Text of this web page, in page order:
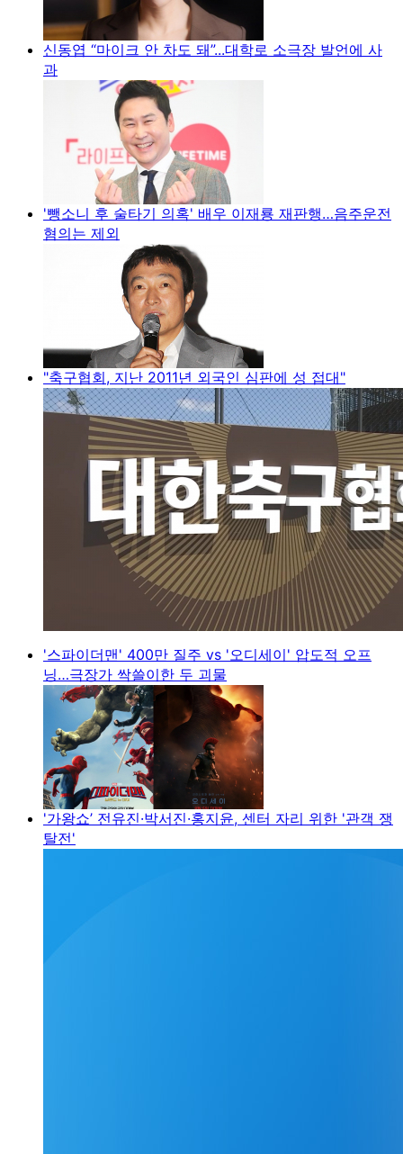
신동엽 “마이크 안 차도 돼”...대학로 소극장 발언에 사
과
'뺑소니 후 술타기 의혹' 배우 이재룡 재판행…음주운전
혐의는 제외
"축구협회, 지난 2011년 외국인 심판에 성 접대"
'스파이더맨' 400만 질주 vs '오디세이' 압도적 오프
닝…극장가 싹쓸이한 두 괴물
'가왕쇼’ 전유진·박서진·홍지윤, 센터 자리 위한 '관객 쟁
탈전'